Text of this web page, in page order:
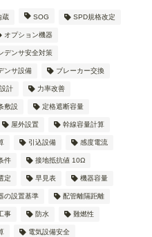
蔵 SOG SPD規格改定
オプション機器
デンサ安全対策
ンサ設備 ブレーカー交換
計 力率改善
敷設 定格遮断容量
屋外設置 幹線容量計算
引込設備 感度電流
件 接地抵抗値 10Ω
定 早見表 機器容量
の設置基準 配管離隔距離
事 防水 難燃性
電気設備安全